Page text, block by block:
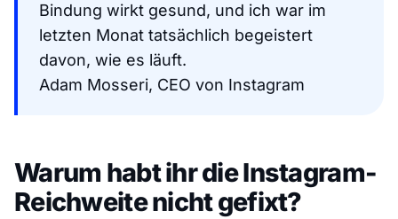
Bindung wirkt gesund, und ich war im
letzten Monat tatsächlich begeistert
davon, wie es läuft.
Adam Mosseri, CEO von Instagram
Warum habt ihr die Instagram-
Reichweite nicht gefixt?